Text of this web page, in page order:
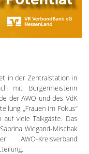
in der Zentralstation in
mit Bürgermeisterin
der AWO und des VdK
„Frauen im Fokus“
viele Talkgäste. Das
Wiegand-Mischak
Kreisverband